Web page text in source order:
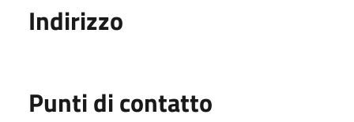
Indirizzo
Punti di contatto